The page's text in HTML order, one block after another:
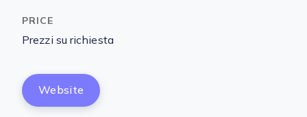
Prezzi su richiesta
Website